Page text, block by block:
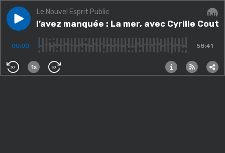
Play episodeSi vous l’avez manquée : La mer, avec Cyrille
Le Nouvel Esprit Public
Si vous l’avez manquée : La mer, avec Cyrille
00:00 58:41
30 1x 30